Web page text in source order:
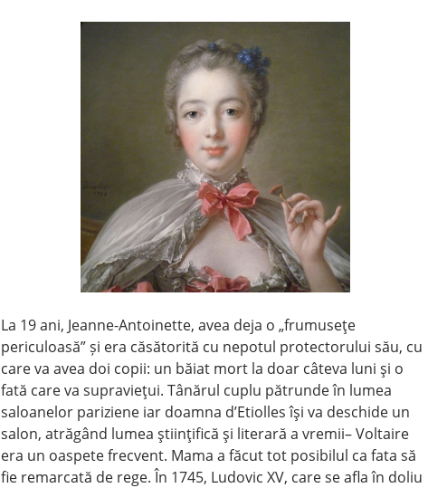
La 19 ani, Jeanne-Antoinette, avea deja o „frumuseţe
periculoasă” și era căsătorită cu nepotul protectorului său, cu
care va avea doi copii: un băiat mort la doar câteva luni şi o
fată care va supravieţui. Tânărul cuplu pătrunde în lumea
saloanelor pariziene iar doamna d’Etiolles îşi va deschide un
salon, atrăgând lumea ştiinţifică şi literară a vremii– Voltaire
era un oaspete frecvent. Mama a făcut tot posibilul ca fata să
fie remarcată de rege. În 1745, Ludovic XV, care se afla în doliu